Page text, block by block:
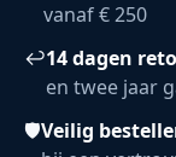
vanaf € 250
↩14 dagen
en twee jaar
🛡Veilig